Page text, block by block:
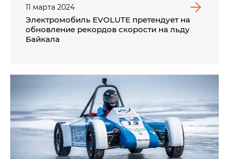
11 марта 2024
Электромобиль EVOLUTE претендует на
обновление рекордов скорости на льду
Байкала